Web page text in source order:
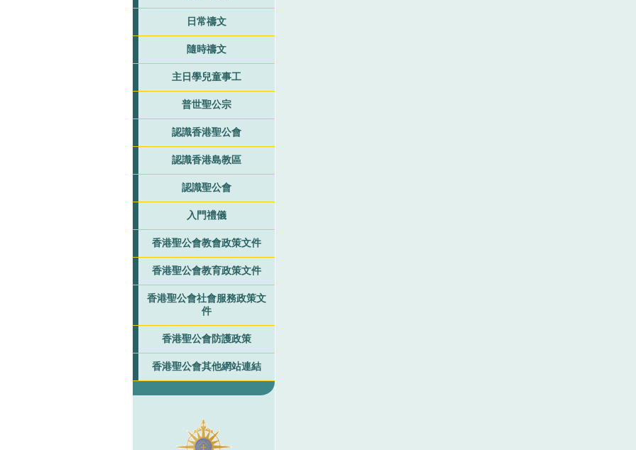
日常禱文
隨時禱文
主日學兒童事工
普世聖公宗
認識香港聖公會
認識香港島教區
認識聖公會
入門禮儀
香港聖公會教會政策文件
香港聖公會教育政策文件
香港聖公會社會服務政策文
件
香港聖公會防護政策
香港聖公會其他網站連結